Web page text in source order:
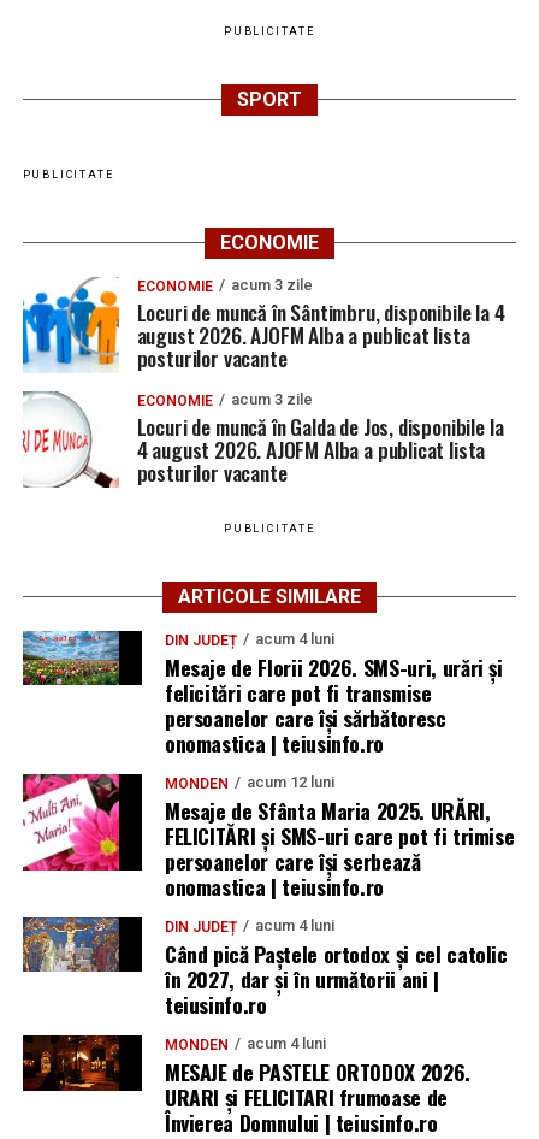
PUBLICITATE
SPORT
PUBLICITATE
ECONOMIE
ECONOMIE acum 3 zile
Locuri de muncă în Sântimbru, disponibile la 4
august 2026. AJOFM Alba a publicat lista
posturilor vacante
ECONOMIE acum 3 zile
Locuri de muncă în Galda de Jos, disponibile la
4 august 2026. AJOFM Alba a publicat lista
posturilor vacante
PUBLICITATE
ARTICOLE SIMILARE
DIN JUDEȚ acum 4 luni
Mesaje de Florii 2026. SMS-uri, urări și
felicitări care pot fi transmise
persoanelor care îşi sărbătoresc
onomastica | teiusinfo.ro
MONDEN acum 12 luni
Mesaje de Sfânta Maria 2025. URĂRI,
FELICITĂRI și SMS-uri care pot fi trimise
persoanelor care își serbează
onomastica | teiusinfo.ro
DIN JUDEȚ acum 4 luni
Când pică Paștele ortodox și cel catolic
în 2027, dar și în următorii ani |
teiusinfo.ro
MONDEN acum 4 luni
MESAJE de PASTELE ORTODOX 2026.
URARI și FELICITARI frumoase de
Învierea Domnului | teiusinfo.ro